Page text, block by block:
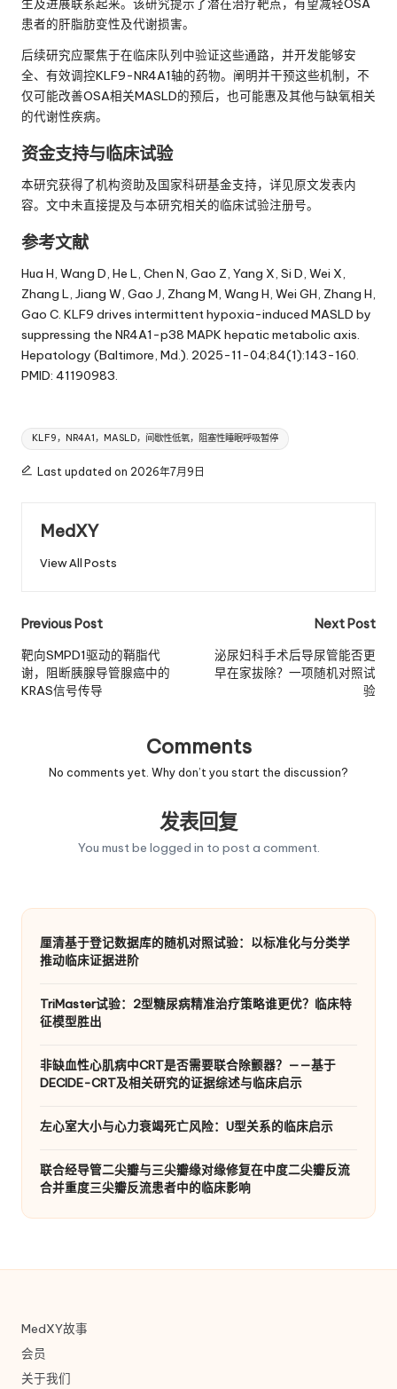
生及进展联系起来。该研究提示了潜在治疗靶点，有望减轻OSA
患者的肝脂肪变性及代谢损害。
后续研究应聚焦于在临床队列中验证这些通路，并开发能够安
全、有效调控KLF9-NR4A1轴的药物。阐明并干预这些机制，不
仅可能改善OSA相关MASLD的预后，也可能惠及其他与缺氧相关
的代谢性疾病。
资金支持与临床试验
本研究获得了机构资助及国家科研基金支持，详见原文发表内
容。文中未直接提及与本研究相关的临床试验注册号。
参考文献
Hua H, Wang D, He L, Chen N, Gao Z, Yang X, Si D, Wei X,
Zhang L, Jiang W, Gao J, Zhang M, Wang H, Wei GH, Zhang H,
Gao C. KLF9 drives intermittent hypoxia-induced MASLD by
suppressing the NR4A1-p38 MAPK hepatic metabolic axis.
Hepatology (Baltimore, Md.). 2025-11-04;84(1):143-160.
PMID: 41190983.
Tags:
KLF9，NR4A1，MASLD，间歇性低氧，阻塞性睡眠呼吸暂停
Last updated on 2026年7月9日
MedXY
View All Posts
Post
navigation
Previous Post
靶向SMPD1驱动的鞘脂代
谢，阻断胰腺导管腺癌中的
KRAS信号传导
Next Post
泌尿妇科手术后导尿管能否更
早在家拔除？一项随机对照试
验
Comments
No comments yet. Why don’t you start the discussion?
发表回复
You must be logged in to post a comment.
厘清基于登记数据库的随机对照试验：以标准化与分类学
推动临床证据进阶
TriMaster试验：2型糖尿病精准治疗策略谁更优？临床特
征模型胜出
非缺血性心肌病中CRT是否需要联合除颤器？——基于
DECIDE-CRT及相关研究的证据综述与临床启示
左心室大小与心力衰竭死亡风险：U型关系的临床启示
联合经导管二尖瓣与三尖瓣缘对缘修复在中度二尖瓣反流
合并重度三尖瓣反流患者中的临床影响
MedXY故事
会员
关于我们